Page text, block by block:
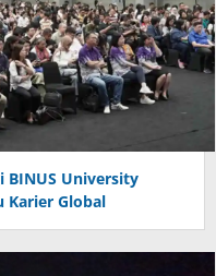
BINUS University
Karier Global